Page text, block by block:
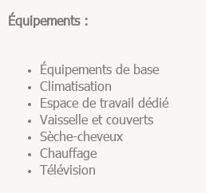
Équipements :
Équipements de base
Climatisation
Espace de travail dédié
Vaisselle et couverts
Sèche-cheveux
Chauffage
Télévision